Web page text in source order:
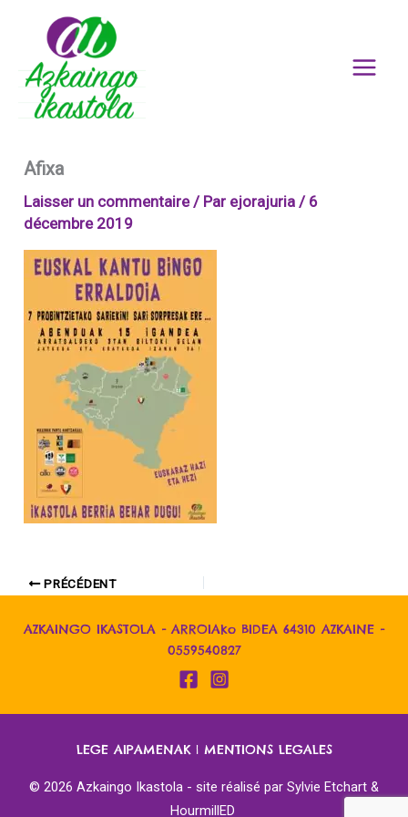
contenu
Afixa
Laisser un commentaire / Par ejorajuria / 6
décembre 2019
PRÉCÉDENT
AZKAINGO IKASTOLA - ARROIAko BIDEA 64310 AZKAINE -
0559540827
LEGE AIPAMENAK| MENTIONS LEGALES
© 2026 Azkaingo Ikastola - site réalisé par Sylvie Etchart &
HourmillED